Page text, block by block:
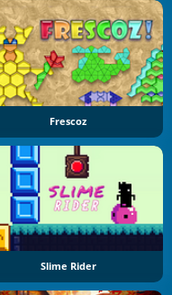
Frescoz
Slime Rider